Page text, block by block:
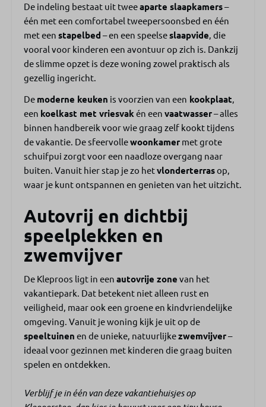
Slaapkamer
Kledingkast
Kledinghangers
3 slaapkamers
Tweepersoonsbed
Slaapvide
Stapelbed
Badkamer
1 badkamer
Douche
Terras
Houten vlonderterras
Tuinmeubilair
Parasol
Ligging
Dichtbij het strand
Faciliteiten
Fietsverhuur
De indeling bestaat uit tweeaparte slaapkamers–
één met een comfortabel tweepersoonsbed en één
met een stapelbed – en een speelseslaapvide, die
vooral voor kinderen een avontuur op zich is. Dankzij
de slimme opzet is deze woning zowel praktisch als
gezellig ingericht.
De moderne keuken is voorzien van een kookplaat,
een koelkast met vriesvakén een vaatwasser– alles
binnen handbereik voor wie graag zelf kookt tijdens
de vakantie. De sfeervollewoonkamer met grote
schuifpui zorgt voor een naadloze overgang naar
buiten. Vanuit hier stap je zo hetvlonderterrasop,
waar je kunt ontspannen en genieten van het uitzicht.
Autovrij en dichtbij
speelplekken en
zwemvijver
De Kleproos ligt in een autovrije zone van het
vakantiepark. Dat betekent niet alleen rust en
veiligheid, maar ook een groene en kindvriendelijke
omgeving. Vanuit je woning kijk je uit op de
speeltuinen en de unieke, natuurlijkezwemvijver–
ideaal voor gezinnen met kinderen die graag buiten
spelen en ontdekken.
Verblijf je in één van deze vakantiehuisjes op